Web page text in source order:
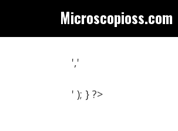
contenido
Microscopioss.com
','
' ); } ?>